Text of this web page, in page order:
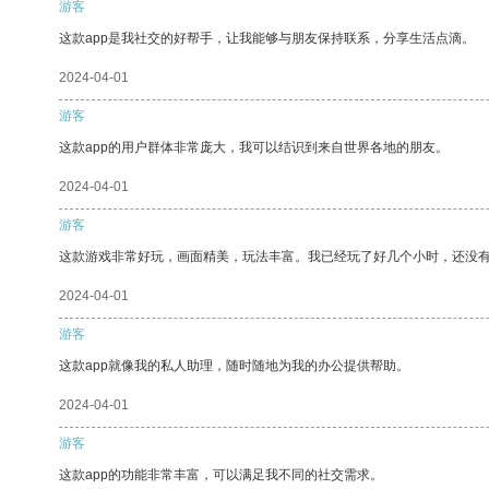
游客
这款app是我社交的好帮手，让我能够与朋友保持联系，分享生活点滴。
2024-04-01
游客
这款app的用户群体非常庞大，我可以结识到来自世界各地的朋友。
2024-04-01
游客
这款游戏非常好玩，画面精美，玩法丰富。我已经玩了好几个小时，还没
2024-04-01
游客
这款app就像我的私人助理，随时随地为我的办公提供帮助。
2024-04-01
游客
这款app的功能非常丰富，可以满足我不同的社交需求。